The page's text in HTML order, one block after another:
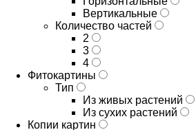
Вертикальные
Количество частей
2
3
4
Фитокартины
Тип
Из живых растений
Из сухих растений
Копии картин